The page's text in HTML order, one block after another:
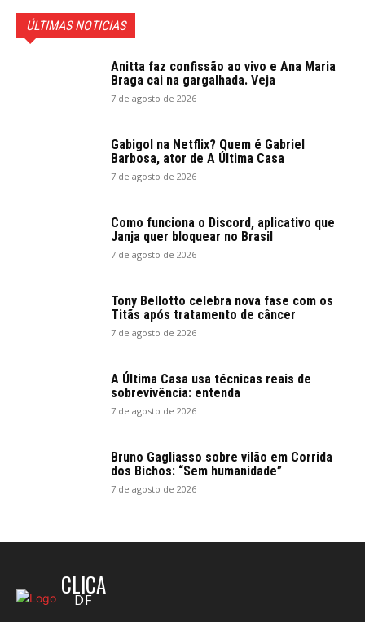
ÚLTIMAS NOTICIAS
Anitta faz confissão ao vivo e Ana Maria
Braga cai na gargalhada. Veja
7 de agosto de 2026
Gabigol na Netflix? Quem é Gabriel
Barbosa, ator de A Última Casa
7 de agosto de 2026
Como funciona o Discord, aplicativo que
Janja quer bloquear no Brasil
7 de agosto de 2026
Tony Bellotto celebra nova fase com os
Titãs após tratamento de câncer
7 de agosto de 2026
A Última Casa usa técnicas reais de
sobrevivência: entenda
7 de agosto de 2026
Bruno Gagliasso sobre vilão em Corrida
dos Bichos: “Sem humanidade”
7 de agosto de 2026
CLICA
DF